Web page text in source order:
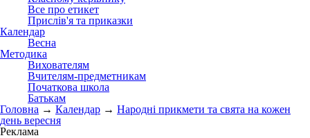
Все про етикет
Прислів'я та приказки
Календар
Весна
Методика
Вихователям
Вчителям-предметникам
Початкова школа
Батькам
Головна → Календар → Народні прикмети та свята на кожен
день вересня
Реклама